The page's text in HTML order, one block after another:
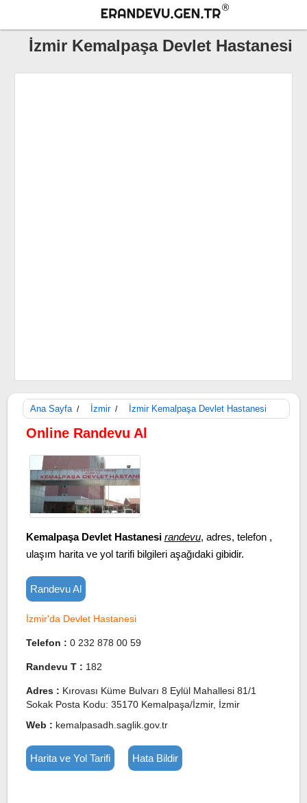
İzmir Kemalpaşa Devlet Hastanesi
Ana Sayfa / İzmir / İzmir Kemalpaşa Devlet Hastanesi
Online Randevu Al
Kemalpaşa Devlet Hastanesi randevu, adres, telefon ,
ulaşım harita ve yol tarifi bilgileri aşağıdaki gibidir.
Randevu Al
İzmir'da Devlet Hastanesi
Telefon : 0 232 878 00 59
Randevu T : 182
Adres : Kırovası Küme Bulvarı 8 Eylül Mahallesi 81/1
Sokak Posta Kodu: 35170 Kemalpaşa/İzmir, İzmir
Web : kemalpasadh.saglik.gov.tr
Harita ve Yol Tarifi Hata Bildir